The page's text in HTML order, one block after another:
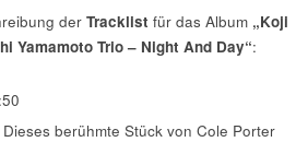
der Tracklist für das Album „Koji
Yamamoto Trio – Night And Day“:
Dieses berühmte Stück von Cole Porter